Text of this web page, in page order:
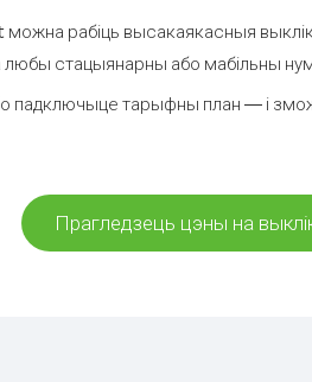
рабіць высакаякасныя
любы стацыянарны або мабільны
падключыце тарыфны план — і
Прагледзець цэны на